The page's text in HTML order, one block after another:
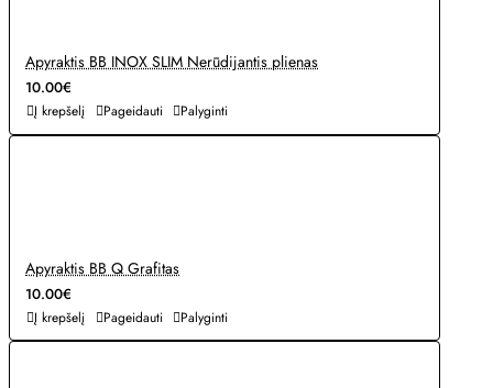
Apyraktis BB INOX SLIM Nerūdijantis plienas
10.00€
Į krepšelį Pageidauti Palyginti
Apyraktis BB Q Grafitas
10.00€
Į krepšelį Pageidauti Palyginti